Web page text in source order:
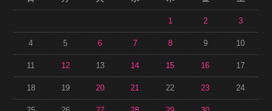
1 2 3
4 5 6 7 8 9 10
11 12 13 14 15 16 17
18 19 20 21 22 23 24